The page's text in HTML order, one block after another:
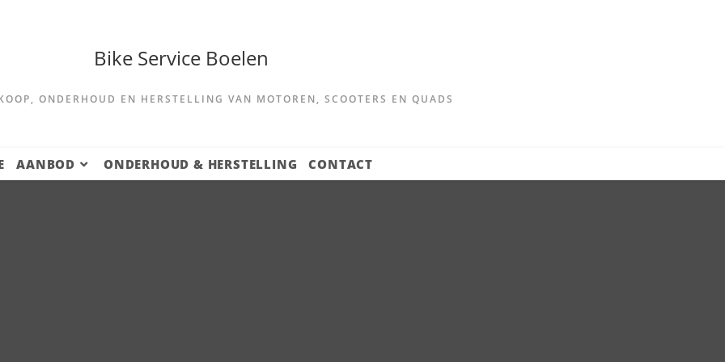
Bike Service Boelen
ONDERHOUD EN HERSTELLING VAN MOTOREN, SCOOTERS EN QUADS
AANBOD ONDERHOUD & HERSTELLING CONTACT